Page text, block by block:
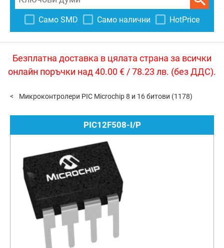
Само SMD Само налични HotPrice
Безплатна доставка в цялата страна за всички
онлайн поръчки над 40.00 € / 78.23 лв. (без ДДС).
Микроконтролери PIC Microchip 8 и 16 битови (1178)
PIC12F508-I/P